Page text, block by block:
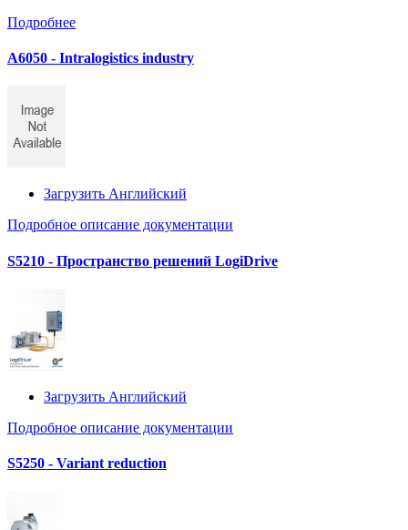
Подробнее
A6050 - Intralogistics industry
Загрузить Английский
Подробное описание документации
S5210 - Пространство решений LogiDrive
Загрузить Английский
Подробное описание документации
S5250 - Variant reduction